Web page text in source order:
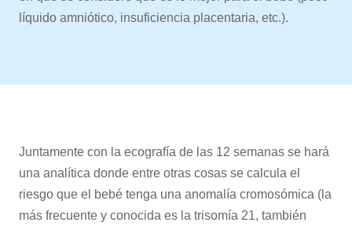
líquido amniótico, insuficiencia placentaria, etc.).
Juntamente con la ecografía de las 12 semanas se hará
una analítica donde entre otras cosas se calcula el
riesgo que el bebé tenga una anomalía cromosómica (la
más frecuente y conocida es la trisomía 21, también